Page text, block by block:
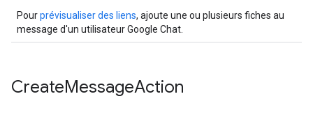
Pourprévisualiser des liens, ajoute une ou plusieurs fiches au
message d'un utilisateur Google Chat.
CreateMessageAction